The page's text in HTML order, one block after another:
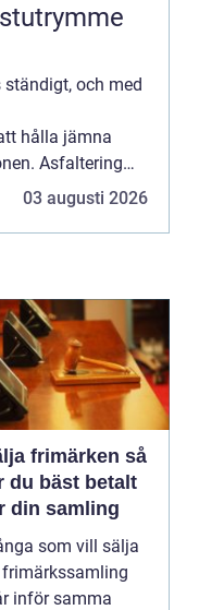
och med
hålla jämna
Asfaltering
03 augusti 2026
frimärken så
du bäst betalt
din samling
som vill sälja
frimärkssamling
inför samma